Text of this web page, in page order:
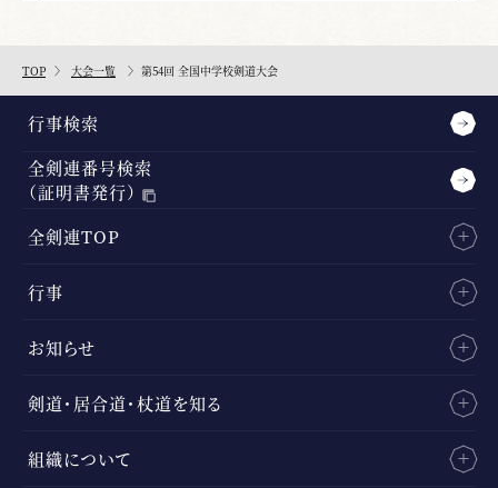
TOP 大会一覧 第54回 全国中学校剣道大会
行事検索
全剣連番号検索
（証明書発行）
全剣連TOP
行事
お知らせ
剣道・居合道・杖道を知る
組織について